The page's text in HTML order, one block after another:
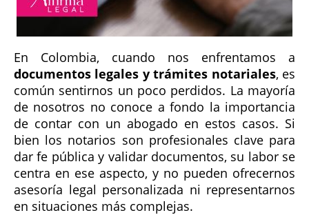
En Colombia, cuando nos enfrentamos a
documentos legales y trámites notariales, es
común sentirnos un poco perdidos. La mayoría
de nosotros no conoce a fondo la importancia
de contar con un abogado en estos casos. Si
bien los notarios son profesionales clave para
dar fe pública y validar documentos, su labor se
centra en ese aspecto, y no pueden ofrecernos
asesoría legal personalizada ni representarnos
en situaciones más complejas.